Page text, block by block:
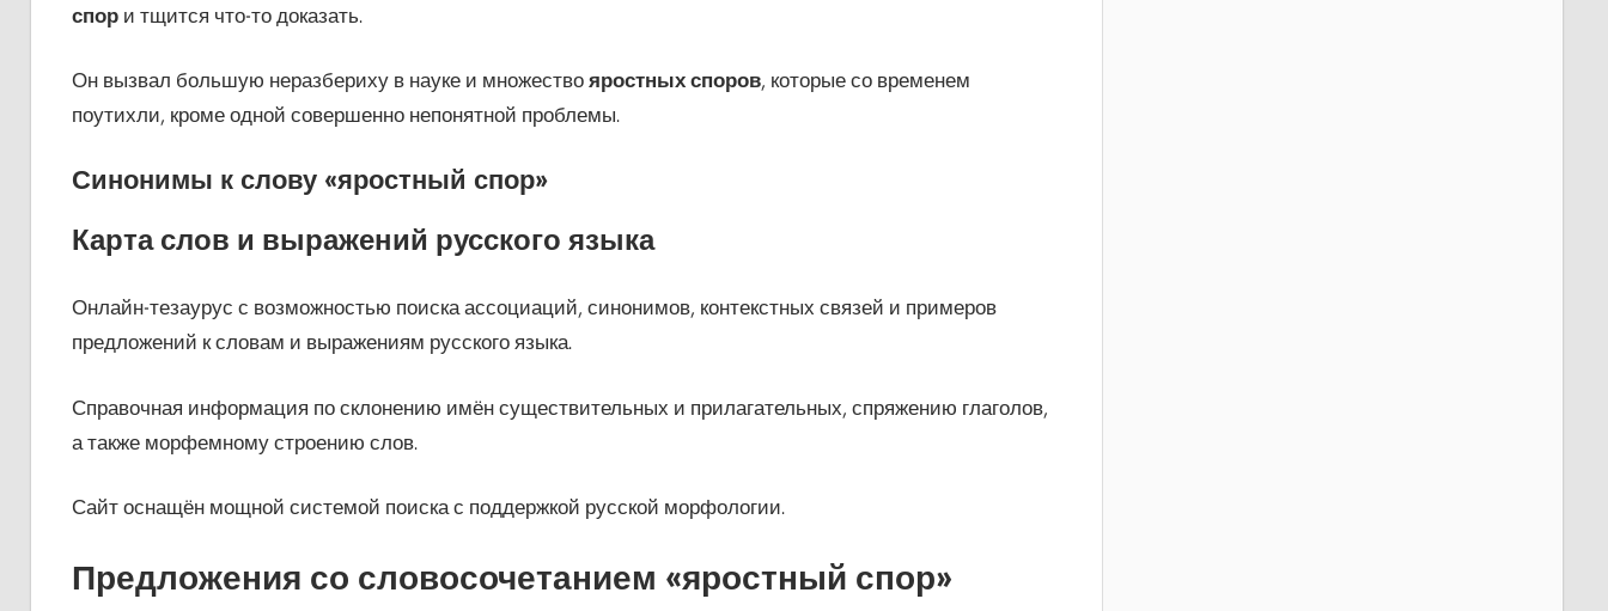
спори тщится что-то доказать.
Он вызвал большую неразбериху в науке и множествояростных споров, которые со временем
поутихли, кроме одной совершенно непонятной проблемы.
Синонимы к слову «яростный спор»
Карта слов и выражений русского языка
Онлайн-тезаурус с возможностью поиска ассоциаций, синонимов, контекстных связей и примеров
предложений к словам и выражениям русского языка.
Справочная информация по склонению имён существительных и прилагательных, спряжению глаголов,
а также морфемному строению слов.
Сайт оснащён мощной системой поиска с поддержкой русской морфологии.
Предложения со словосочетанием «яростный спор»